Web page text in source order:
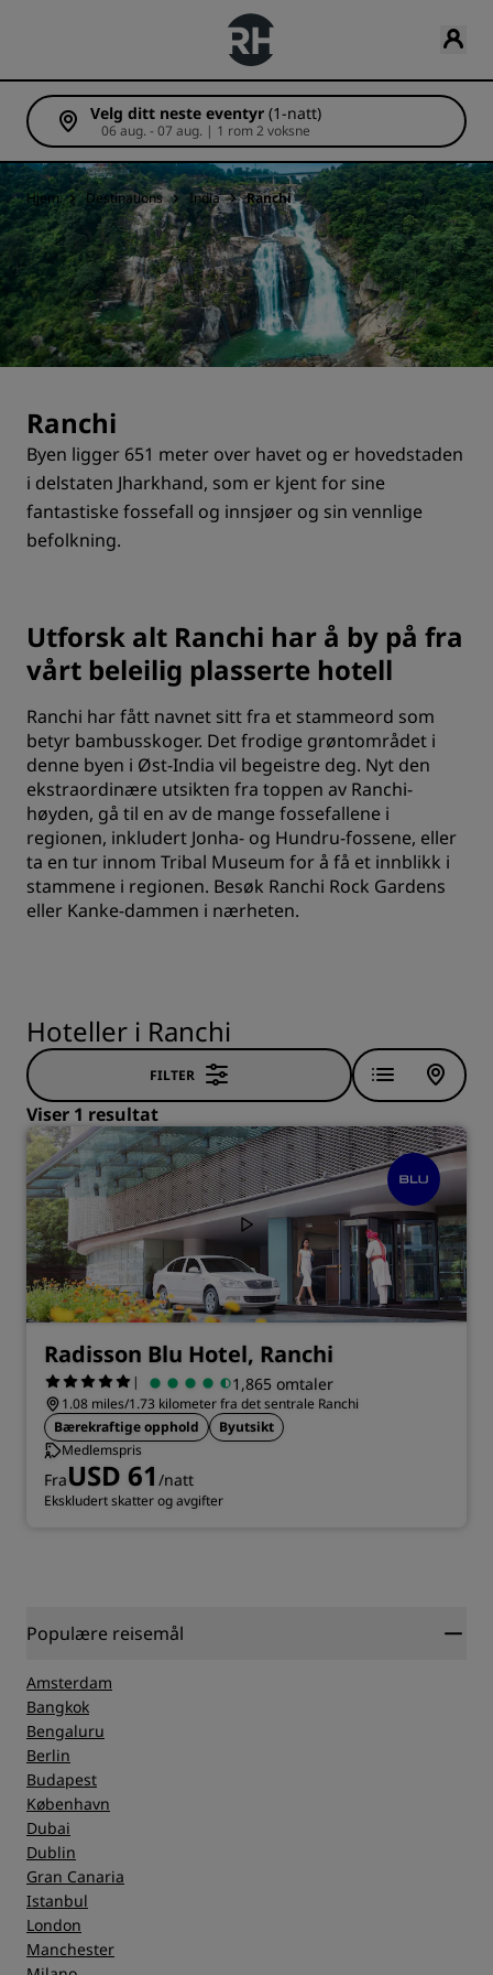
Velg ditt neste eventyr (1-natt)
06 aug. - 07 aug. | 1 rom 2 voksne
Hjem Destinations India Ranchi
Ranchi
Byen ligger 651 meter over havet og er hovedstaden
i delstaten Jharkhand, som er kjent for sine
fantastiske fossefall og innsjøer og sin vennlige
befolkning.
Utforsk alt Ranchi har å by på fra
vårt beleilig plasserte hotell
Ranchi har fått navnet sitt fra et stammeord som
betyr bambusskoger. Det frodige grøntområdet i
denne byen i Øst-India vil begeistre deg. Nyt den
ekstraordinære utsikten fra toppen av Ranchi-
høyden, gå til en av de mange fossefallene i
regionen, inkludert Jonha- og Hundru-fossene, eller
ta en tur innom Tribal Museum for å få et innblikk i
stammene i regionen. Besøk Ranchi Rock Gardens
eller Kanke-dammen i nærheten.
Hoteller i Ranchi
FILTER
Viser 1 resultat
Radisson Blu Hotel, Ranchi
| 1,865 omtaler
1.08 miles/1.73 kilometer fra det sentrale Ranchi
Bærekraftige opphold
Byutsikt
Medlemspris
FraUSD 61 /natt
Ekskludert skatter og avgifter
Populære reisemål
Amsterdam
Bangkok
Bengaluru
Berlin
Budapest
København
Dubai
Dublin
Gran Canaria
Istanbul
London
Manchester